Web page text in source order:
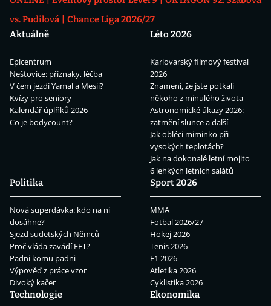
vs. Pudilová
Chance Liga 2026/27
Aktuálně
Epicentrum
Neštovice: příznaky, léčba
V čem jezdí Yamal a Mesii?
Kvízy pro seniory
Kalendář úplňků 2026
Co je bodycount?
Léto 2026
Karlovarský filmový festival
2026
Znamení, že jste potkali
někoho z minulého života
Astronomické úkazy 2026:
zatmění slunce a další
Jak obléci miminko při
vysokých teplotách?
Jak na dokonalé letní mojito
6 lehkých letních salátů
Politika
Nová superdávka: kdo na ní
dosáhne?
Sjezd sudetských Němců
Proč vláda zavádí EET?
Padni komu padni
Výpověď z práce vzor
Divoký kačer
Sport 2026
MMA
Fotbal 2026/27
Hokej 2026
Tenis 2026
F1 2026
Atletika 2026
Cyklistika 2026
Technologie
Ekonomika